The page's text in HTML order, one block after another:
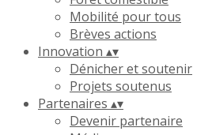
Mobilité pour tous
Brèves actions
Innovation ▴▾
Dénicher et soutenir
Projets soutenus
Partenaires ▴▾
Devenir partenaire